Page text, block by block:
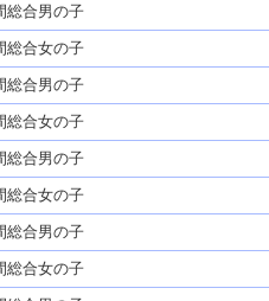
総合男の子
総合女の子
総合男の子
総合女の子
総合男の子
総合女の子
総合男の子
総合女の子